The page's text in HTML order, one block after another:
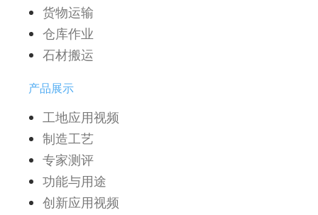
货物运输
仓库作业
石材搬运
产品展示
工地应用视频
制造工艺
专家测评
功能与用途
创新应用视频